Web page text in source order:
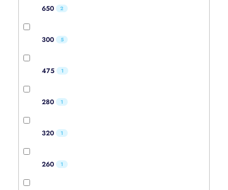
650 2
300 5
475 1
280 1
320 1
260 1